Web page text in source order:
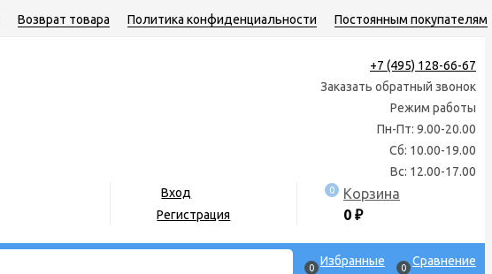
Возврат товара Политика конфиденциальности Постоянным покупателям
+7 (495) 128-66-67
Заказать обратный звонок
Режим работы
Пн-Пт: 9.00-20.00
Сб: 10.00-19.00
Вс: 12.00-17.00
Вход
Регистрация
0
Корзина
0 ₽
0 Избранные 0 Сравнение